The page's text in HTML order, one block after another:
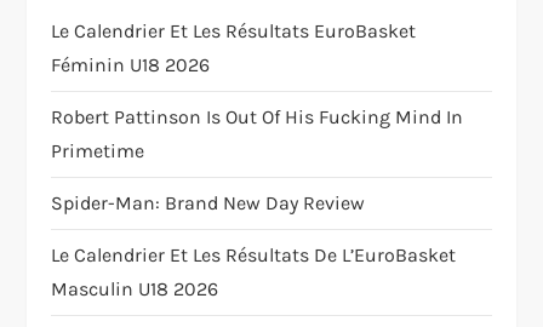
t
i
o
n
Le Calendrier Et Les Résultats EuroBasket
Féminin U18 2026
Robert Pattinson Is Out Of His Fucking Mind In
Primetime
Spider-Man: Brand New Day Review
Le Calendrier Et Les Résultats De L’EuroBasket
Masculin U18 2026